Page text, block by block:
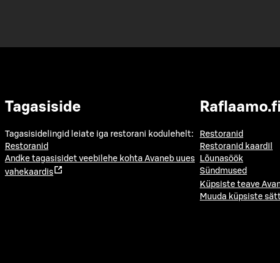
Tagasiside
Tagasisidelingid leiate iga restorani kodulehelt:
Restoranid
Andke tagasisidet veebilehe kohta Avaneb uues
vahekaardis
Raflaamo.fi
Restoranid
Restoranid kaardil
Lõunasöök
Sündmused
Küpsiste teave
Muuda küpsiste